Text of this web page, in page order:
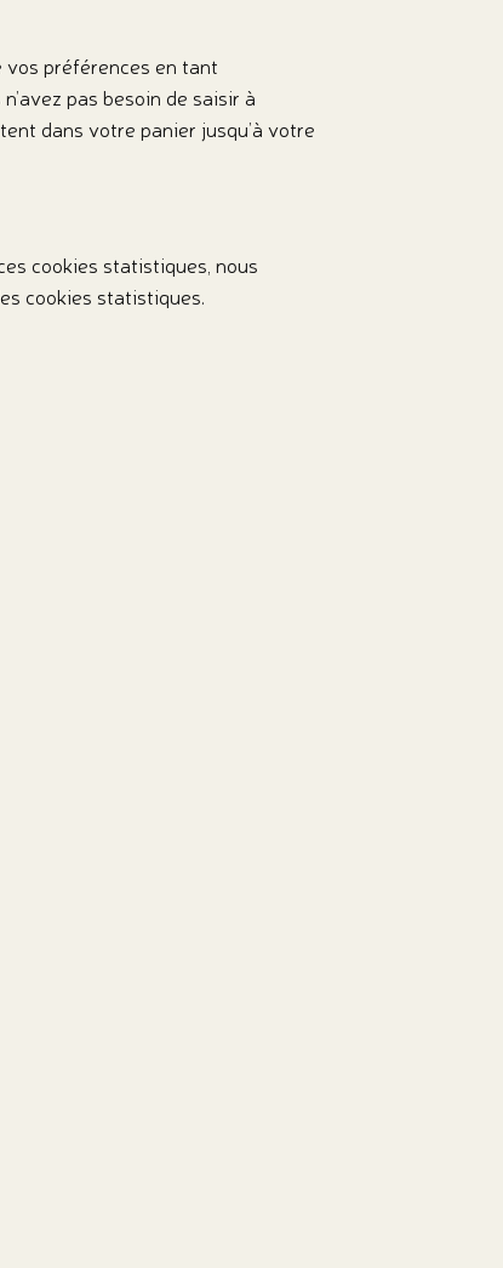
préférences en tant
pas besoin de saisir à
dans votre panier jusqu’à votre
cookies statistiques, nous
cookies statistiques.